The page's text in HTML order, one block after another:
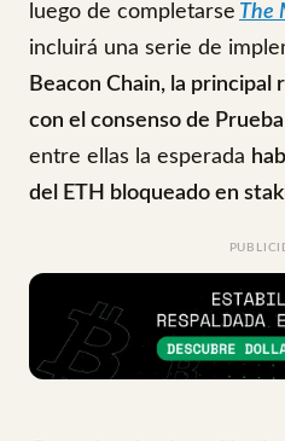
luego de completarse The
incluirá una serie de
Beacon Chain, la principal
con el consenso de
entre ellas la esperada
del ETH bloqueado en